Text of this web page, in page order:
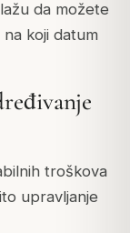
da možete
koji datum
troškova
upravljanje